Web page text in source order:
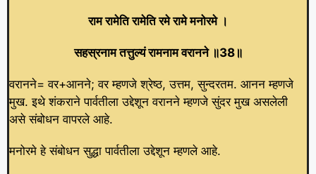
राम रामेति रामेति रमे रामे मनोरमे ।
सहस्रनाम तत्तुल्यं रामनाम वरानने ॥38॥
वरानने= वर+आनने; वर म्हणजे श्रेष्ठ, उत्तम, सुन्दरतम. आनन म्हणजे
मुख. इथे शंकराने पार्वतीला उद्देशून वरानने म्हणजे सुंदर मुख असलेली
असे संबोधन वापरले आहे.
मनोरमे हे संबोधन सुद्धा पार्वतीला उद्देशून म्हणले आहे.